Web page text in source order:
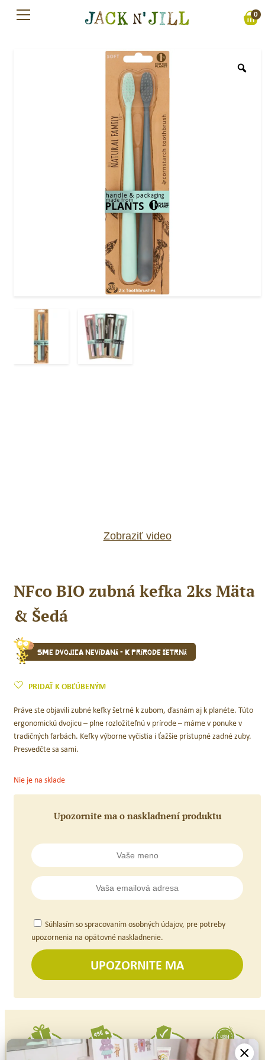
Preskočiť
0
Zobraziť video
NFco BIO zubná kefka 2ks Mäta
& Šedá
Sme dvojica nevídaná - k prírode šetrná
PRIDAŤ K OBĽÚBENÝM
Práve ste objavili zubné kefky šetrné k zubom, ďasnám aj k planéte. Túto
ergonomickú dvojicu – plne rozložiteľnú v prírode – máme v ponuke v
tradičných farbách. Kefky výborne vyčistia i ťažšie prístupné zadné zuby.
Presvedčte sa sami.
Nie je na sklade
Upozornite ma o naskladnení produktu
Súhlasím so spracovaním osobných údajov, pre potreby
upozornenia na opätovné naskladnenie.